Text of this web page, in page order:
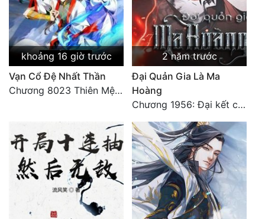
khoảng 16 giờ trước
Vạn Cổ Đệ Nhất Thần
Chương 8023 Thiên Mệnh cương đồ
2 năm trước
Đại Quản Gia Là Ma
Hoàng
Chương 1956: Đại kết cục